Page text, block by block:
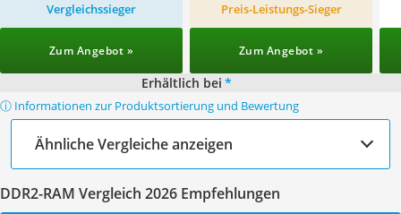
Vergleichssieger
Zum Angebot »
Preis-Leistungs-Sieger
Zum Angebot »
Erhältlich bei *
ⓘ Informationen zur Produktsortierung und Bewertung
Ähnliche Vergleiche anzeigen
DDR2-RAM Vergleich 2026 Empfehlungen